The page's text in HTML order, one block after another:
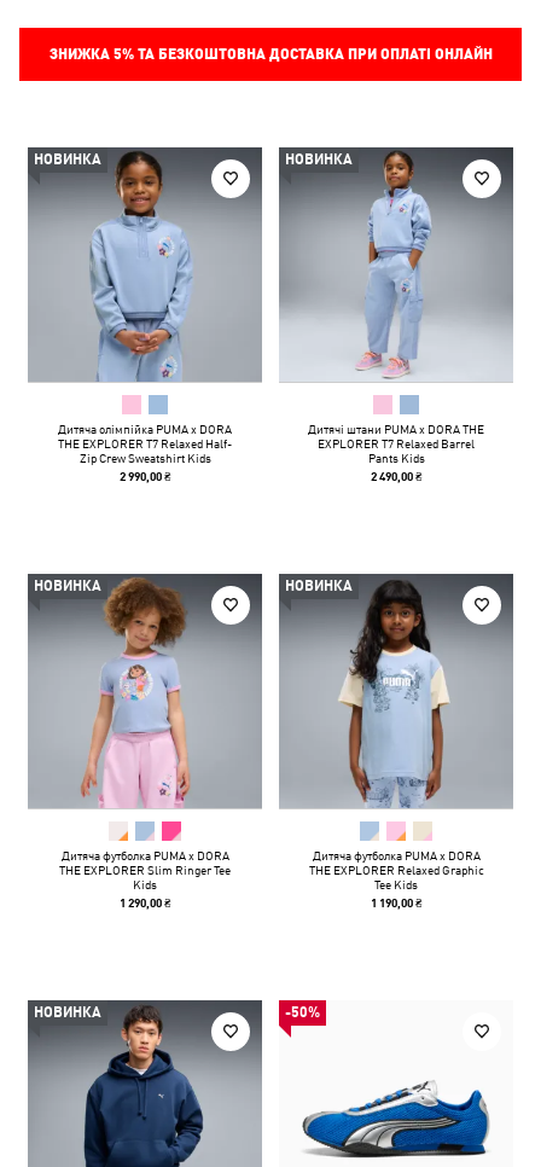
ЗНИЖКА 5%ТА БЕЗКОШТОВНА ДОСТАВКА ПРИ ОПЛАТІ ОНЛАЙН
НОВИНКА
Дитяча олімпійка PUMA x DORA
THE EXPLORER T7 Relaxed Half-
Zip Crew Sweatshirt Kids
2 990,00 ₴
НОВИНКА
Дитячі штани PUMA x DORA THE
EXPLORER T7 Relaxed Barrel
Pants Kids
2 490,00 ₴
НОВИНКА
Дитяча футболка PUMA x DORA
THE EXPLORER Slim Ringer Tee
Kids
1 290,00 ₴
НОВИНКА
Дитяча футболка PUMA x DORA
THE EXPLORER Relaxed Graphic
Tee Kids
1 190,00 ₴
НОВИНКА -50%